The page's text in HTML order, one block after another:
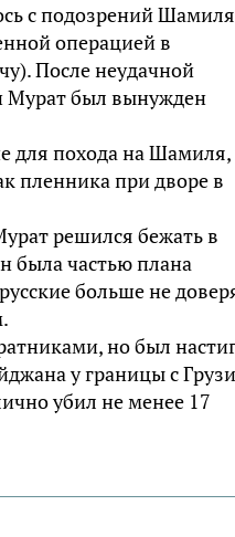
с подозрений
операцией в
После неудачной
Мурaт был вынужден
для похода на
пленника при дворе в
решился бежать в
была частью плана
больше не
но был
у границы с
убил не менее 17